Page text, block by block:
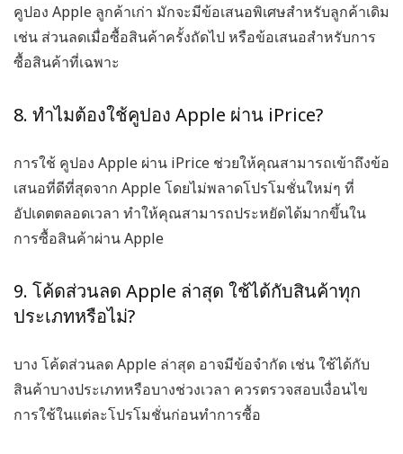
คูปอง Apple ลูกค้าเก่า มักจะมีข้อเสนอพิเศษสำหรับลูกค้าเดิม
เช่น ส่วนลดเมื่อซื้อสินค้าครั้งถัดไป หรือข้อเสนอสำหรับการ
ซื้อสินค้าที่เฉพาะ
8. ทำไมต้องใช้คูปอง Apple ผ่าน iPrice?
การใช้ คูปอง Apple ผ่าน iPrice ช่วยให้คุณสามารถเข้าถึงข้อ
เสนอที่ดีที่สุดจาก Apple โดยไม่พลาดโปรโมชั่นใหม่ๆ ที่
อัปเดตตลอดเวลา ทำให้คุณสามารถประหยัดได้มากขึ้นใน
การซื้อสินค้าผ่าน Apple
9. โค้ดส่วนลด Apple ล่าสุด ใช้ได้กับสินค้าทุก
ประเภทหรือไม่?
บาง โค้ดส่วนลด Apple ล่าสุด อาจมีข้อจำกัด เช่น ใช้ได้กับ
สินค้าบางประเภทหรือบางช่วงเวลา ควรตรวจสอบเงื่อนไข
การใช้ในแต่ละโปรโมชั่นก่อนทำการซื้อ